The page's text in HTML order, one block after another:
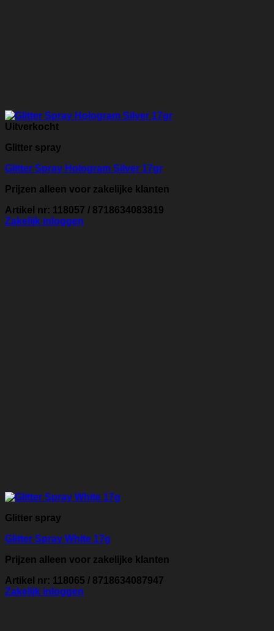
Uitverkocht
Glitter spray
Glitter Spray Hologram Silver 17gr
Prijzen alleen voor zakelijke klanten
Artikel nr: 118057 / 8718634083819
Zakelijk inloggen
Glitter spray
Glitter Spray White 17g
Prijzen alleen voor zakelijke klanten
Artikel nr: 118065 / 8718634087947
Zakelijk inloggen